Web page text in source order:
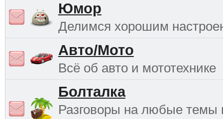
Юмор
Делимся хорошим
Авто/Мото
Всё об авто и мототехнике
Болталка
Разговоры на любые темы